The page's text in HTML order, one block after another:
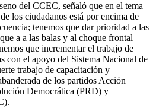
del CCEC, señaló que en el tema
los ciudadanos está por encima de
tenemos que dar prioridad a las
a a las balas y al choque frontal
que incrementar el trabajo de
con el apoyo del Sistema Nacional de
trabajo de capacitación y
de los partidos Acción
Democrática (PRD) y